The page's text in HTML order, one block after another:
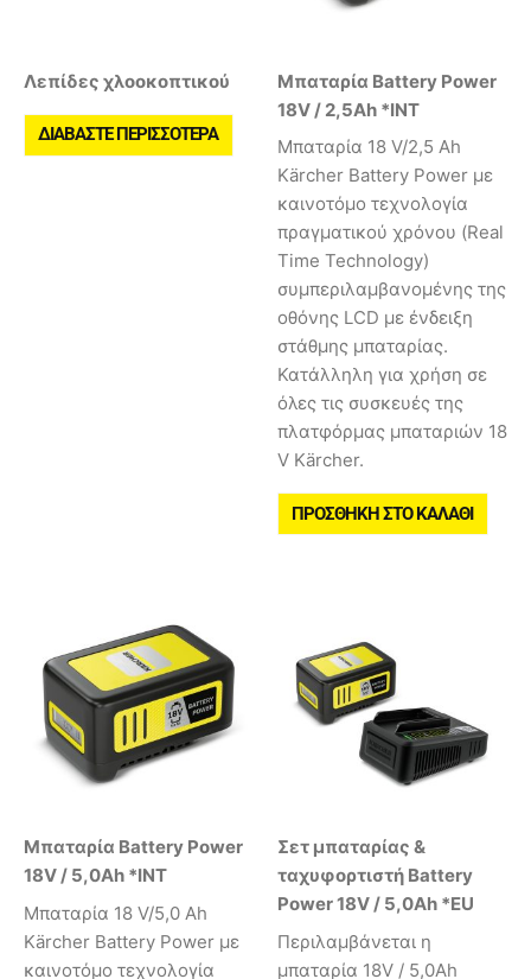
Λεπίδες χλοοκοπτικού
ΔΙΑΒΆΣΤΕ ΠΕΡΙΣΣΌΤΕΡΑ
Μπαταρία Battery Power
18V / 2,5Ah *INT
Mπαταρία 18 V/2,5 Ah
Kärcher Battery Power με
καινοτόμο τεχνολογία
πραγματικού χρόνου (Real
Time Technology)
συμπεριλαμβανομένης της
οθόνης LCD με ένδειξη
στάθμης μπαταρίας.
Κατάλληλη για χρήση σε
όλες τις συσκευές της
πλατφόρμας μπαταριών 18
V Kärcher.
ΠΡΟΣΘΉΚΗ ΣΤΟ ΚΑΛΆΘΙ
Μπαταρία Battery Power
18V / 5,0Ah *INT
Mπαταρία 18 V/5,0 Ah
Kärcher Battery Power με
καινοτόμο τεχνολογία
Σετ μπαταρίας &
ταχυφορτιστή Battery
Power 18V / 5,0Ah *EU
Περιλαμβάνεται η
μπαταρία 18V / 5,0Ah